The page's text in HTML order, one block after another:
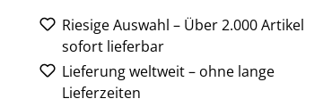
Riesige Auswahl – Über 2.000 Artikel
sofort lieferbar
Lieferung weltweit – ohne lange
Lieferzeiten